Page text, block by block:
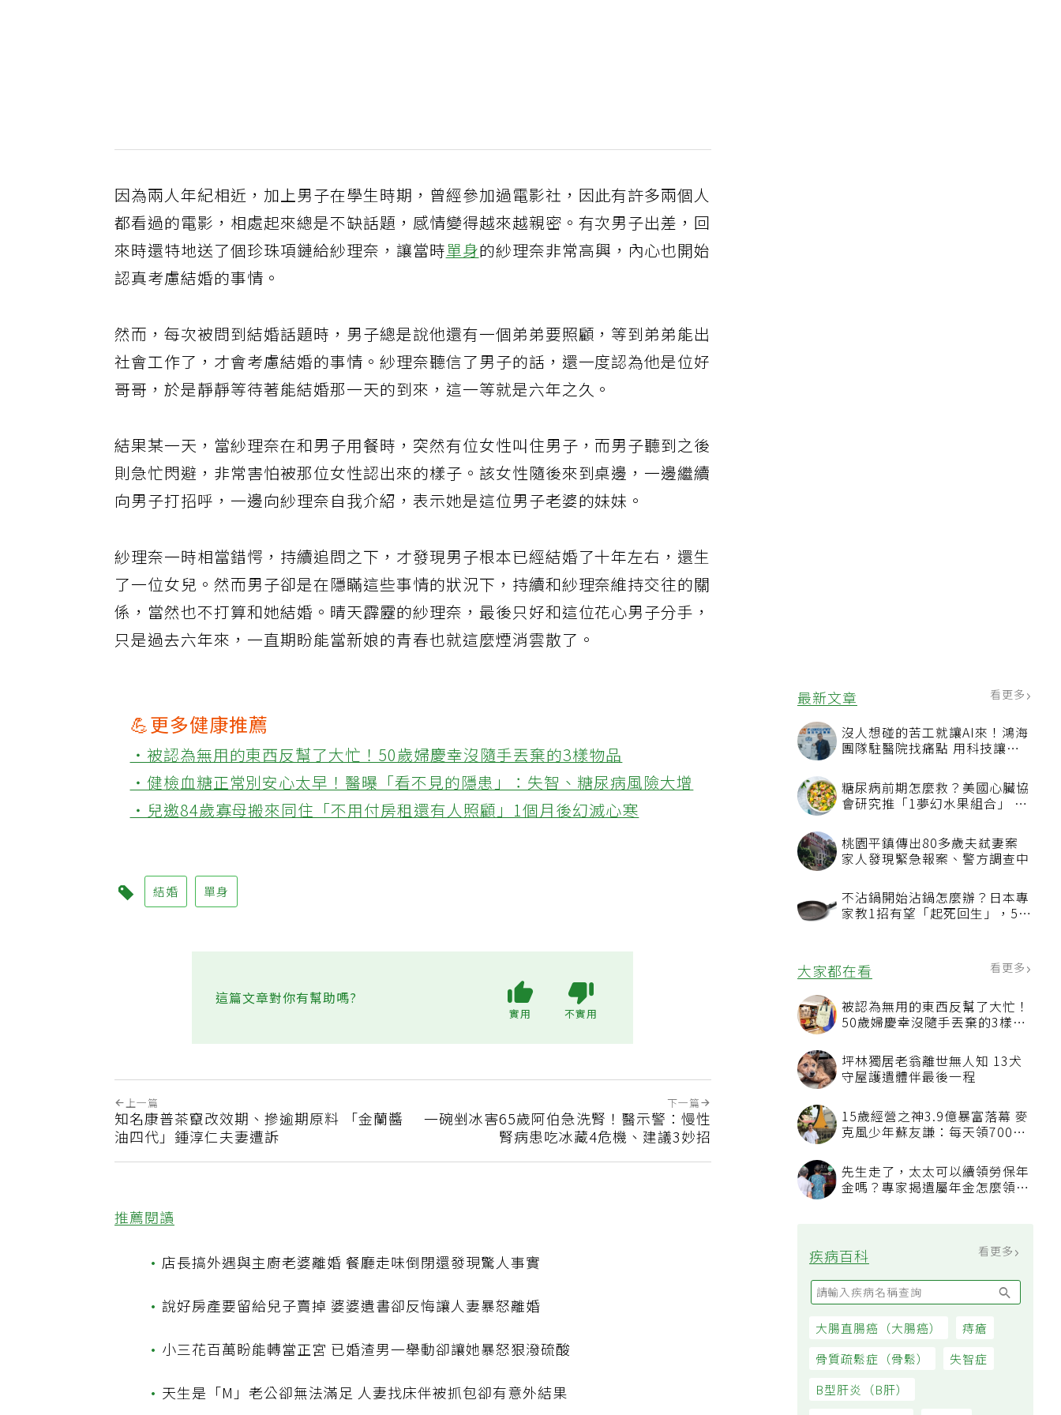
最新文章 看更多
沒人想碰的苦工就讓AI來！鴻海
團隊駐醫院找痛點 用科技讓醫
糖尿病前期怎麼救？美國心臟協
會研究推「1夢幻水果組合」 酪
桃園平鎮傳出80多歲夫弒妻案
家人發現緊急報案、警方調查中
不沾鍋開始沾鍋怎麼辦？日本專
家教1招有望「起死回生」，5情
大家都在看
被認為無用的東西反幫了大忙！
50歲婦慶幸沒隨手丟棄的3樣物
坪林獨居老翁離世無人知 13犬
守屋護遺體伴最後一程
15歲經營之神3.9億暴富落幕 麥
克風少年蘇友謙：每天領700元
先生走了，太太可以續領勞保年
疾病百科
因為兩人年紀相近，加上男子在學生時期，曾經參加過電影社，因此有許多兩個人
都看過的電影，相處起來總是不缺話題，感情變得越來越親密。有次男子出差，回
來時還特地送了個珍珠項鏈給紗理奈，讓當時單身的紗理奈非常高興，內心也開始
認真考慮結婚的事情。
然而，每次被問到結婚話題時，男子總是說他還有一個弟弟要照顧，等到弟弟能出
社會工作了，才會考慮結婚的事情。紗理奈聽信了男子的話，還一度認為他是位好
哥哥，於是靜靜等待著能結婚那一天的到來，這一等就是六年之久。
結果某一天，當紗理奈在和男子用餐時，突然有位女性叫住男子，而男子聽到之後
則急忙閃避，非常害怕被那位女性認出來的樣子。該女性隨後來到桌邊，一邊繼續
向男子打招呼，一邊向紗理奈自我介紹，表示她是這位男子老婆的妹妹。
紗理奈一時相當錯愕，持續追問之下，才發現男子根本已經結婚了十年左右，還生
了一位女兒。然而男子卻是在隱瞞這些事情的狀況下，持續和紗理奈維持交往的關
係，當然也不打算和她結婚。晴天霹靂的紗理奈，最後只好和這位花心男子分手，
只是過去六年來，一直期盼能當新娘的青春也就這麼煙消雲散了。
💪更多健康推薦
‧被認為無用的東西反幫了大忙！50歲婦慶幸沒隨手丟棄的3樣物品
‧健檢血糖正常別安心太早！醫曝「看不見的隱患」：失智、糖尿病風險大增
‧兒邀84歲寡母搬來同住「不用付房租還有人照顧」1個月後幻滅心寒
結婚 單身
這篇文章對你有幫助嗎?
上一篇
知名康普茶竄改效期、摻逾期原料 「金蘭醬
油四代」鍾淳仁夫妻遭訴
下一篇
一碗剉冰害65歲阿伯急洗腎！醫示警：慢性
腎病患吃冰藏4危機、建議3妙招
推薦閱讀
•店長搞外遇與主廚老婆離婚 餐廳走味倒閉還發現驚人事實
•說好房產要留給兒子賣掉 婆婆遺書卻反悔讓人妻暴怒離婚
小三花百萬盼能轉當正宮 已婚渣男一舉動卻讓她暴怒狠潑硫酸
•天生是「M」老公卻無法滿足 人妻找床伴被抓包卻有意外結果